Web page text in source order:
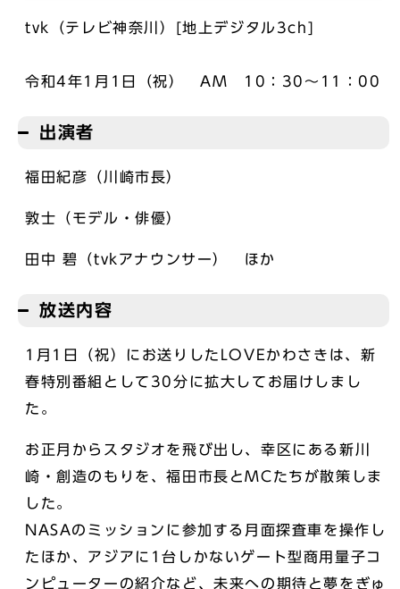
tvk（テレビ神奈川）[地上デジタル3ch]
令和4年1月1日（祝） AM 10：30～11：00
出演者
福田紀彦（川崎市長）
敦士（モデル・俳優）
田中 碧（tvkアナウンサー） ほか
放送内容
1月1日（祝）にお送りしたLOVEかわさきは、新
春特別番組として30分に拡大してお届けしまし
た。
お正月からスタジオを飛び出し、幸区にある新川
崎・創造のもりを、福田市長とMCたちが散策しま
した。
NASAのミッションに参加する月面探査車を操作し
たほか、アジアに1台しかないゲート型商用量子コ
ンピューターの紹介など、未来への期待と夢をぎゅ